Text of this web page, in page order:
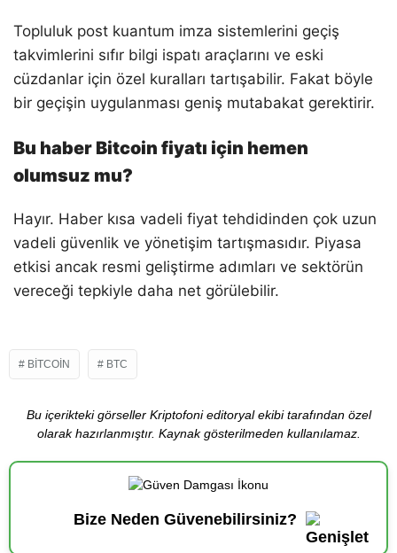
Topluluk post kuantum imza sistemlerini geçiş
takvimlerini sıfır bilgi ispatı araçlarını ve eski
cüzdanlar için özel kuralları tartışabilir. Fakat böyle
bir geçişin uygulanması geniş mutabakat gerektirir.
Bu haber Bitcoin fiyatı için hemen
olumsuz mu?
Hayır. Haber kısa vadeli fiyat tehdidinden çok uzun
vadeli güvenlik ve yönetişim tartışmasıdır. Piyasa
etkisi ancak resmi geliştirme adımları ve sektörün
vereceği tepkiyle daha net görülebilir.
BITCOIN BTC
Bu içerikteki görseller Kriptofoni editoryal ekibi tarafından özel
olarak hazırlanmıştır. Kaynak gösterilmeden kullanılamaz.
Bize Neden Güvenebilirsiniz?